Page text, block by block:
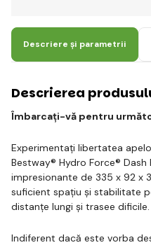
Descriere și parametrii
Descrierea
Îmbarcați-vă pentru
Experimentați libertatea
Bestway® Hydro Force® Dash
impresionante de 335 x 92 x
suficient spațiu și stabilitate
distanțe lungi și trasee dificile.
Indiferent dacă este vorba